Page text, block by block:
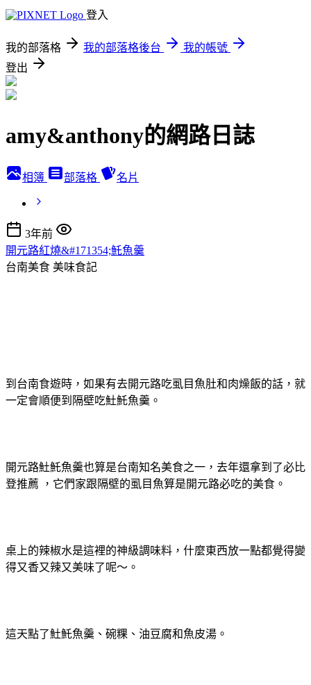
登入
我的部落格 我的部落格後台
我的帳號
登出
amy&anthony的網路日誌
相簿 部落格 名片
3年前
開元路紅燒&#171354;魠魚羹
台南美食 美味食記
到台南食遊時，如果有去開元路吃虱目魚肚和肉燥飯的話，就
一定會順便到隔壁吃𩵚魠魚羹。
開元路𩵚魠魚羹也算是台南知名美食之一，去年還拿到了必比
登推薦 ，它們家跟隔壁的虱目魚算是開元路必吃的美食。
桌上的辣椒水是這裡的神級調味料，什麼東西放一點都覺得變
得又香又辣又美味了呢～。
這天點了𩵚魠魚羹、碗粿、油豆腐和魚皮湯。